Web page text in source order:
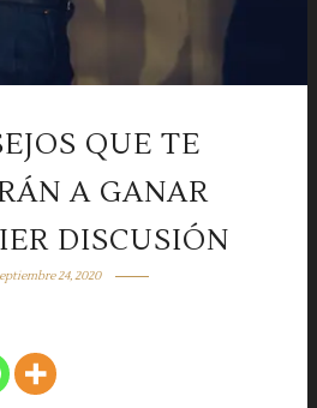
QUE TE
A GANAR
DISCUSIÓN
24, 2020